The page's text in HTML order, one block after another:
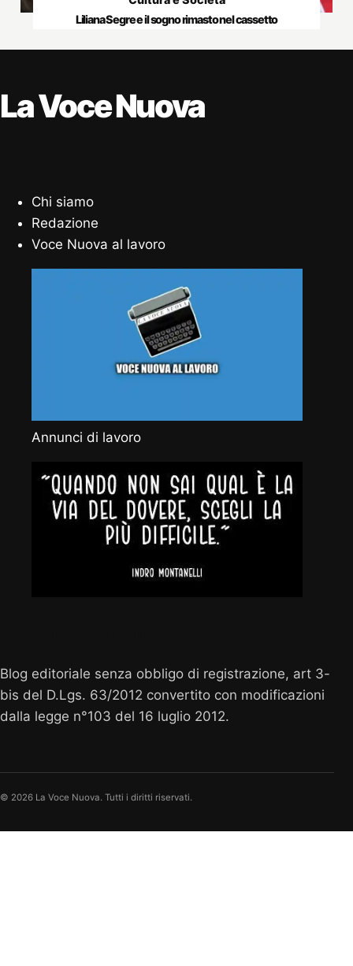
Liliana Segre e il sogno rimasto nel cassetto
La Voce Nuova
Chi siamo
Redazione
Voce Nuova al lavoro
Annunci di lavoro
Blog editoriale senza obbligo di registrazione, art 3-
bis del D.Lgs. 63/2012 convertito con modificazioni
dalla legge n°103 del 16 luglio 2012.
© 2026 La Voce Nuova. Tutti i diritti riservati.